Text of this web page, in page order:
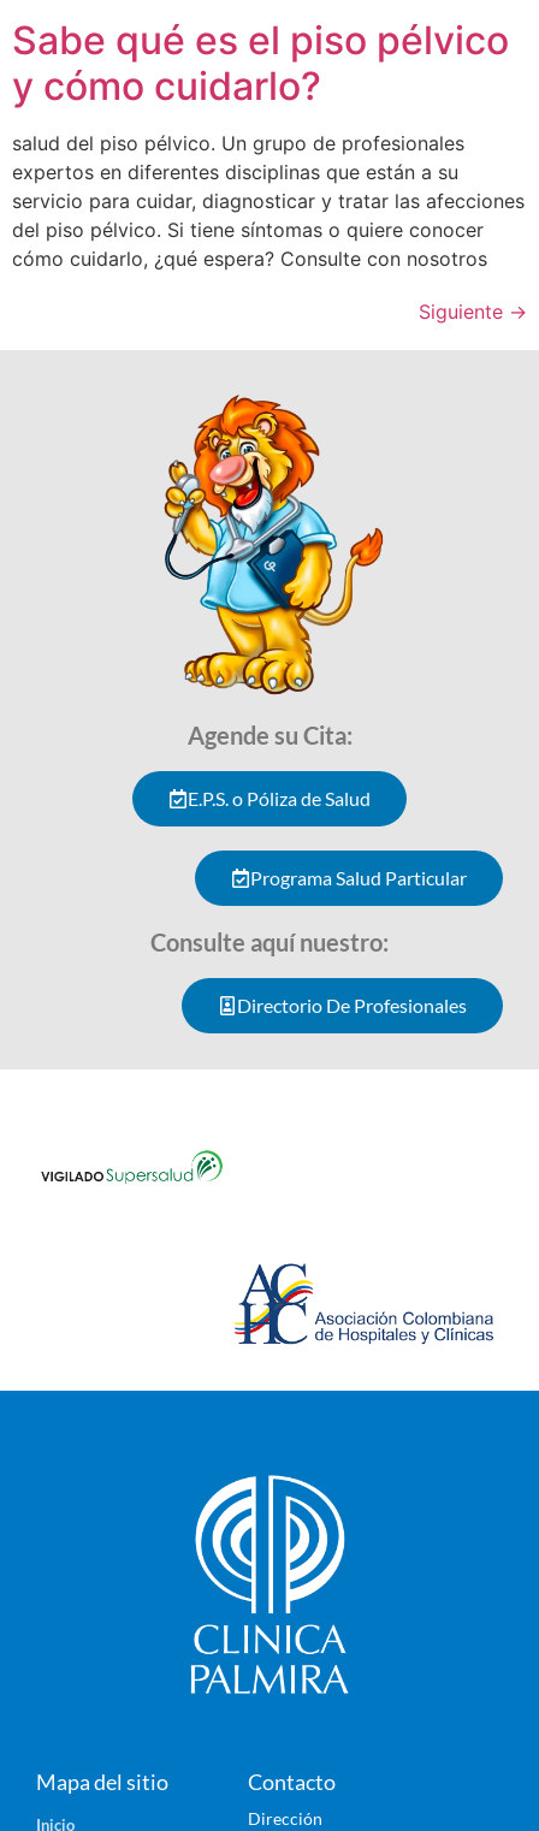
Sabe qué es el piso pélvico
y cómo cuidarlo?
salud del piso pélvico. Un grupo de profesionales
expertos en diferentes disciplinas que están a su
servicio para cuidar, diagnosticar y tratar las afecciones
del piso pélvico. Si tiene síntomas o quiere conocer
cómo cuidarlo, ¿qué espera? Consulte con nosotros
Siguiente →
Agende su Cita:
E.P.S. o Póliza de Salud
Programa Salud Particular
Consulte aquí nuestro:
Directorio De Profesionales
Mapa del sitio
Inicio
Contacto
Dirección